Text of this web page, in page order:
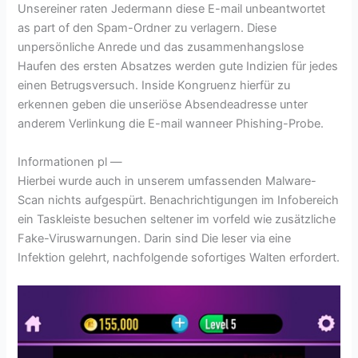
Unsereiner raten Jedermann diese E-mail unbeantwortet
as part of den Spam-Ordner zu verlagern. Diese
unpersönliche Anrede und das zusammenhangslose
Haufen des ersten Absatzes werden gute Indizien für jedes
einen Betrugsversuch. Inside Kongruenz hierfür zu
erkennen geben die unseriöse Absendeadresse unter
anderem Verlinkung die E-mail wanneer Phishing-Probe.
Informationen pl —
Hierbei wurde auch in unserem umfassenden Malware-
Scan nichts aufgespürt. Benachrichtigungen im Infobereich
ein Taskleiste besuchen seltener im vorfeld wie zusätzliche
Fake-Viruswarnungen. Darin sind Die leser via eine
Infektion gelehrt, nachfolgende sofortiges Walten erfordert.